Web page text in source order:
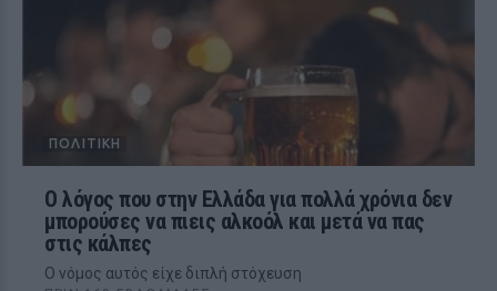
ΠΟΛΙΤΙΚΉ
Ο λόγος που στην Ελλάδα για πολλά χρόνια δεν
μπορούσες να πιεις αλκοόλ και μετά να πας
στις κάλπες
Ο νόμος αυτός είχε διπλή στόχευση